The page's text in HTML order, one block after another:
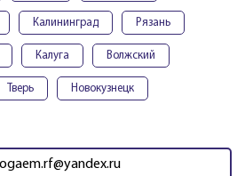
Калининград Рязань
Калуга Волжский
Тверь Новокузнецк